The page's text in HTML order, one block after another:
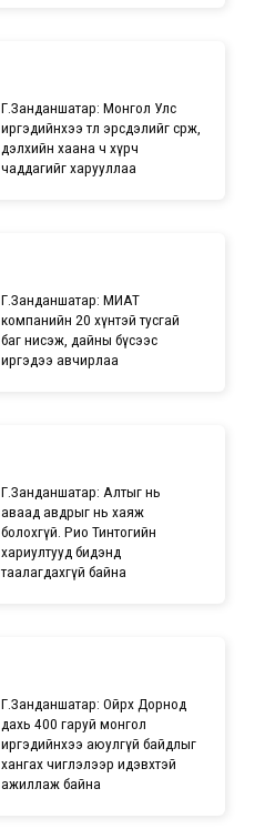
Г.Занданшатар: Монгол Улс
иргэдийнхээ төлөө эрсдэлийг сөрж,
дэлхийн хаана ч хүрч
чаддагийг харууллаа
Г.Занданшатар: МИАТ
компанийн 20 хүнтэй тусгай
баг нисэж, дайны бүсээс
иргэдээ авчирлаа
Г.Занданшатар: Алтыг нь
аваад авдрыг нь хаяж
болохгүй. Рио Тинтогийн
хариултууд бидэнд
таалагдахгүй байна
Г.Занданшатар: Ойрх Дорнод
дахь 400 гаруй монгол
иргэдийнхээ аюулгүй байдлыг
хангах чиглэлээр идэвхтэй
ажиллаж байна